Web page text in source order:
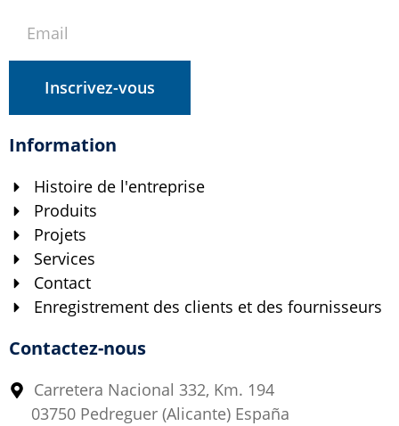
Inscrivez-vous
Information
Histoire de l'entreprise
Produits
Projets
Services
Contact
Enregistrement des clients et des fournisseurs
Contactez-nous
Carretera Nacional 332, Km. 194
03750 Pedreguer (Alicante) España